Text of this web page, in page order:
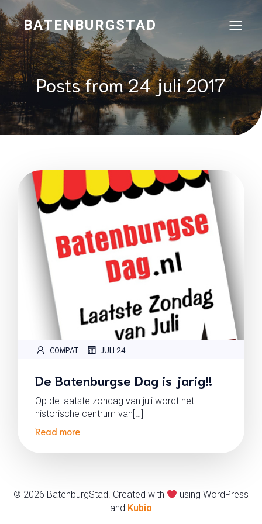
BATENBURGSTAD
Posts from 24 juli 2017
COMPAT | JULI 24
De Batenburgse Dag is jarig!!
Op de laatste zondag van juli wordt het
historische centrum van[…]
Read more
© 2026 BatenburgStad. Created with
using WordPress
and Kubio